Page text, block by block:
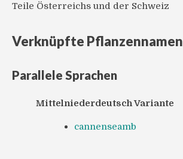
Teile Österreichs und der Schweiz
Verknüpfte Pflanzennamen
Parallele Sprachen
Mittelniederdeutsch Variante
cannenseamb